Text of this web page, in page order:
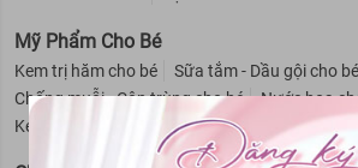
Mỹ Phẩm Cho Bé
Kem trị hăm cho bé Sữa tắm - Dầu gội cho bé
Chống muỗi - Côn trùng cho bé
Nước hoa
Kem chống nắng - Dưỡng ẩm cho bé
Giữ ấm